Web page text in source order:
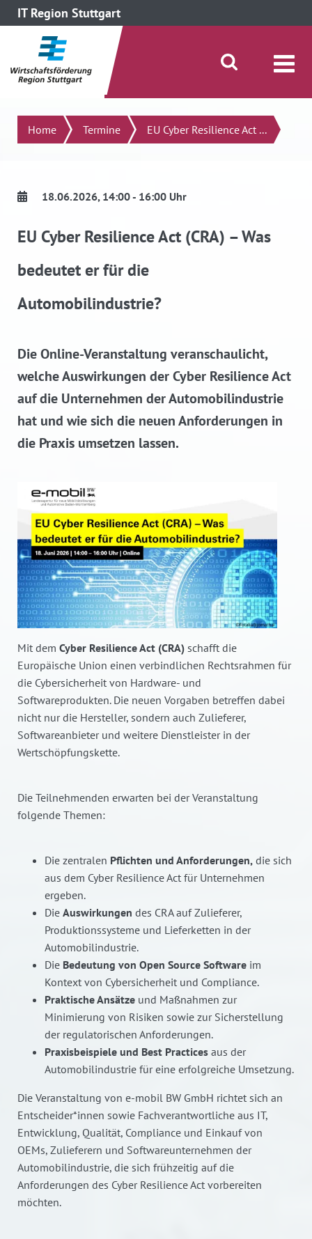
IT Region Stuttgart
direkt zum Inhalt dieser Seite
direkt zum Menü springen
Suche öffnen/schließen
Suchen
Home Termine EU Cyber Resilience Act ...
18.06.2026, 14:00 - 16:00 Uhr
EU Cyber Resilience Act (CRA) – Was
bedeutet er für die
Automobilindustrie?
Die Online-Veranstaltung veranschaulicht,
welche Auswirkungen der Cyber Resilience Act
auf die Unternehmen der Automobilindustrie
hat und wie sich die neuen Anforderungen in
die Praxis umsetzen lassen.
Mit dem Cyber Resilience Act (CRA) schafft die
Europäische Union einen verbindlichen Rechtsrahmen für
die Cybersicherheit von Hardware- und
Softwareprodukten. Die neuen Vorgaben betreffen dabei
nicht nur die Hersteller, sondern auch Zulieferer,
Softwareanbieter und weitere Dienstleister in der
Wertschöpfungskette.
Die Teilnehmenden erwarten bei der Veranstaltung
folgende Themen:
Die zentralen Pflichten und Anforderungen, die sich
aus dem Cyber Resilience Act für Unternehmen
ergeben.
DieAuswirkungen des CRA auf Zulieferer,
Produktionssysteme und Lieferketten in der
Automobilindustrie.
Die Bedeutung von Open Source Software im
Kontext von Cybersicherheit und Compliance.
Praktische Ansätze und Maßnahmen zur
Minimierung von Risiken sowie zur Sicherstellung
der regulatorischen Anforderungen.
Praxisbeispiele und Best Practices aus der
Automobilindustrie für eine erfolgreiche Umsetzung.
Die Veranstaltung von e-mobil BW GmbH richtet sich an
Entscheider*innen sowie Fachverantwortliche aus IT,
Entwicklung, Qualität, Compliance und Einkauf von
OEMs, Zulieferern und Softwareunternehmen der
Automobilindustrie, die sich frühzeitig auf die
Anforderungen des Cyber Resilience Act vorbereiten
möchten.